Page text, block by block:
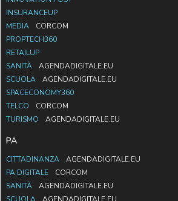
INSURANCEUP
MEDIA
CORCOM
PROPTECH360
RETAILUP
SANITÀ
AGENDADIGITALE.EU
SCUOLA
AGENDADIGITALE.EU
SPACECONOMY360
TELCO
CORCOM
TURISMO
AGENDADIGITALE.EU
PA
CITTADINANZA
AGENDADIGITALE.EU
PA DIGITALE
CORCOM
SANITÀ
AGENDADIGITALE.EU